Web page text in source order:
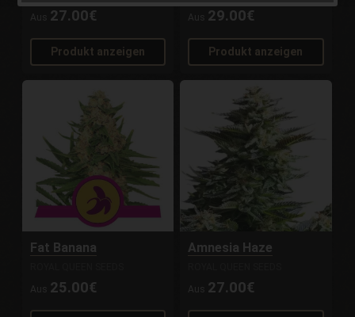
Aus 27.00€
Produkt anzeigen
Aus 29.00€
Produkt anzeigen
Fat Banana
Aus 25.00€
Amnesia Haze
Aus 27.00€